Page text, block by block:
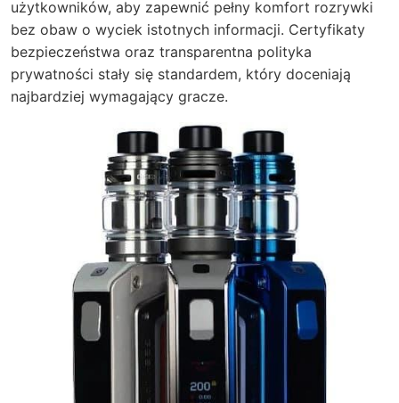
użytkowników, aby zapewnić pełny komfort rozrywki
bez obaw o wyciek istotnych informacji. Certyfikaty
bezpieczeństwa oraz transparentna polityka
prywatności stały się standardem, który doceniają
najbardziej wymagający gracze.